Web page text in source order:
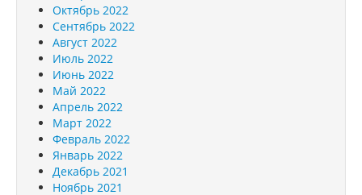
Октябрь 2022
Сентябрь 2022
Август 2022
Июль 2022
Июнь 2022
Май 2022
Апрель 2022
Март 2022
Февраль 2022
Январь 2022
Декабрь 2021
Ноябрь 2021